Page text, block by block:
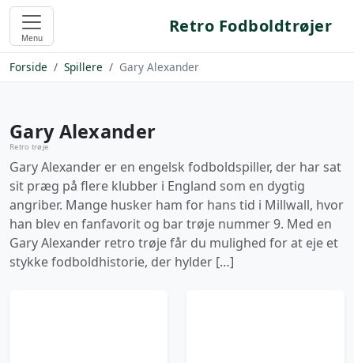
Menu
Retro Fodboldtrøjer
Forside Spillere Gary Alexander
Gary Alexander
Retro trøje
Gary Alexander er en engelsk fodboldspiller, der har sat
sit præg på flere klubber i England som en dygtig
angriber. Mange husker ham for hans tid i Millwall, hvor
han blev en fanfavorit og bar trøje nummer 9. Med en
Gary Alexander retro trøje får du mulighed for at eje et
stykke fodboldhistorie, der hylder […]